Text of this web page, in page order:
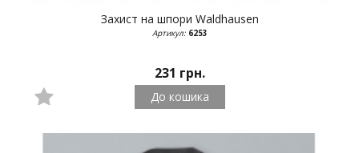
Захист на шпори Waldhausen
Артикул:6253
231 грн.
До кошика